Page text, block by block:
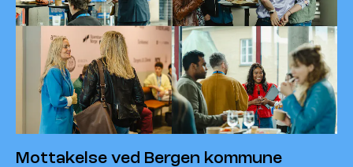
Mottakelse ved Bergen kommune